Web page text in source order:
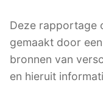
Deze rapportage
gemaakt door
bronnen van
en hieruit